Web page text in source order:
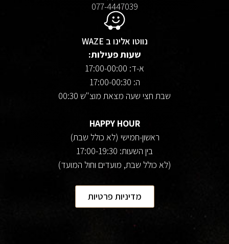
077-4447039
נווטו אלינו ב WAZE
שעות פעילות:
א-ד: 17:00-00:00
ה: 17:00-00:30
שבת חצי שעה מצאת מוצ"ש 00:30
HAPPY HOUR
ראשון-חמישי (לא כולל שבת)
בין השעות: 17:00-19:30
(לא כולל שבת, מועדים וחול המועד)
מדיניות פרטיות